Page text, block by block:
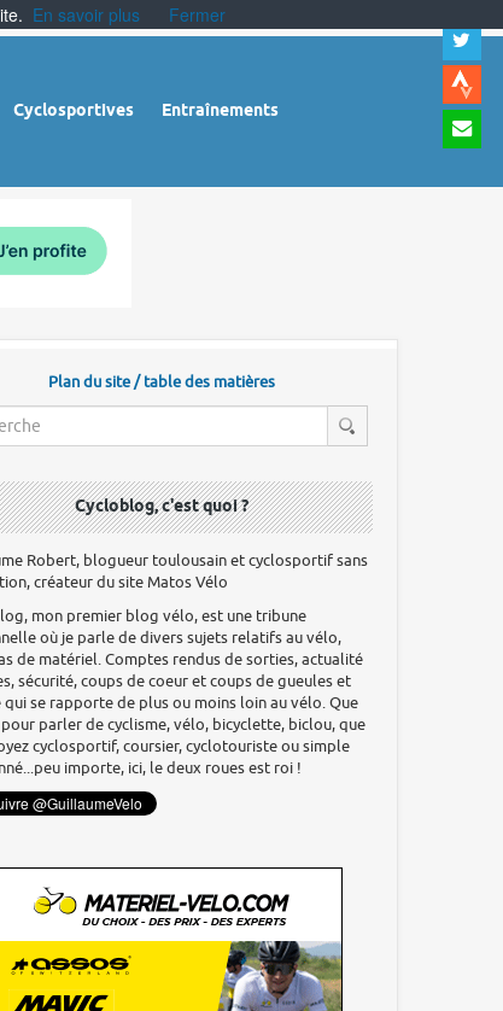
Cyclosportives Entraînements
à
Plan du site / table des matières
Cycloblog, c'est quoi ?
Robert, blogueur toulousain et cyclosportif sans
créateur du site Matos Vélo
mon premier blog vélo, est une tribune
où je parle de divers sujets relatifs au vélo,
de matériel. Comptes rendus de sorties, actualité
sécurité, coups de coeur et coups de gueules et
qui se rapporte de plus ou moins loin au vélo. Que
parler de cyclisme, vélo, bicyclette, biclou, que
cyclosportif, coursier, cyclotouriste ou simple
importe, ici, le deux roues est roi !
En savoir plus Fermer